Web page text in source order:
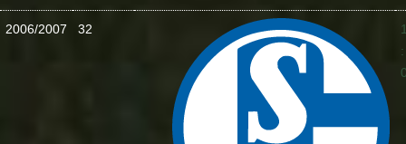
2006/2007 32
: